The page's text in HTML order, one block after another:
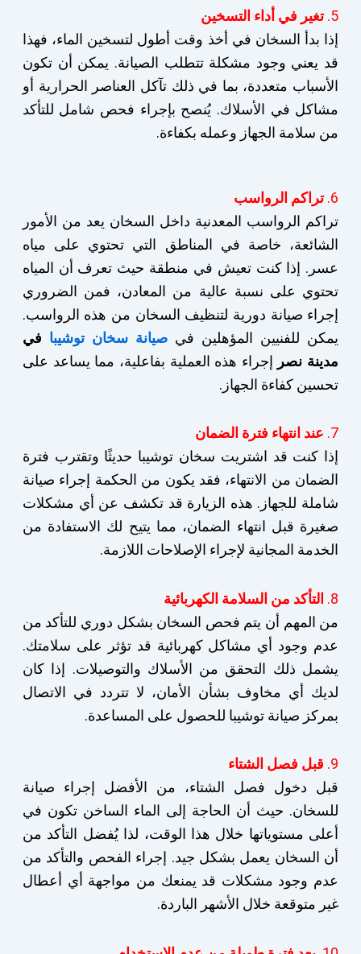
5. تغير في أداء التسخين
إذا بدأ السخان في أخذ وقت أطول لتسخين الماء، فهذا
قد يعني وجود مشكلة تتطلب الصيانة. يمكن أن تكون
الأسباب متعددة، بما في ذلك تآكل العناصر الحرارية أو
مشاكل في الأسلاك. يُنصح بإجراء فحص شامل للتأكد
من سلامة الجهاز وعمله بكفاءة.
6. تراكم الرواسب
تراكم الرواسب المعدنية داخل السخان يعد من الأمور
الشائعة، خاصة في المناطق التي تحتوي على مياه
عسر. إذا كنت تعيش في منطقة حيث تعرف أن المياه
تحتوي على نسبة عالية من المعادن، فمن الضروري
إجراء صيانة دورية لتنظيف السخان من هذه الرواسب.
يمكن للفنيين المؤهلين في صيانة سخان توشيبا في
مدينة نصر إجراء هذه العملية بفاعلية، مما يساعد على
تحسين كفاءة الجهاز.
7. عند انتهاء فترة الضمان
إذا كنت قد اشتريت سخان توشيبا حديثًا وتقترب فترة
الضمان من الانتهاء، فقد يكون من الحكمة إجراء صيانة
شاملة للجهاز. هذه الزيارة قد تكشف عن أي مشكلات
صغيرة قبل انتهاء الضمان، مما يتيح لك الاستفادة من
الخدمة المجانية لإجراء الإصلاحات اللازمة.
8.
التأكد من السلامة الكهربائية
من المهم أن يتم فحص السخان بشكل دوري للتأكد من
عدم وجود أي مشاكل كهربائية قد تؤثر على سلامتك.
يشمل ذلك التحقق من الأسلاك والتوصيلات. إذا كان
لديك أي مخاوف بشأن الأمان، لا تتردد في الاتصال
بمركز صيانة توشيبا للحصول على المساعدة.
9. قبل فصل الشتاء
قبل دخول فصل الشتاء، من الأفضل إجراء صيانة
للسخان. حيث أن الحاجة إلى الماء الساخن تكون في
أعلى مستوياتها خلال هذا الوقت، لذا يُفضل التأكد من
أن السخان يعمل بشكل جيد. إجراء الفحص والتأكد من
عدم وجود مشكلات قد يمنعك من مواجهة أي أعطال
غير متوقعة خلال الأشهر الباردة.